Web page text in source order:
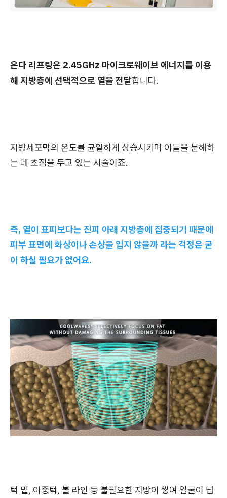
온다 리프팅은 2.45GHz 마이크로웨이브 에너지를 이용
해 지방층에 선택적으로 열을 전달합니다.
지방세포막의 온도를 균일하게 상승시키며 이들을 분해하
는 데 초점을 두고 있는 시술이죠.
즉, 열이 표피보다는 진피 아래 지방층에 집중되기 때문에
피부 표면에 화상이나 손상을 입지 않을까 라는 걱정은 굳
이 하실 필요가 없어요.
턱 밑, 이중턱, 볼 라인 등 불필요한 지방이 쌓여 얼굴이 넙